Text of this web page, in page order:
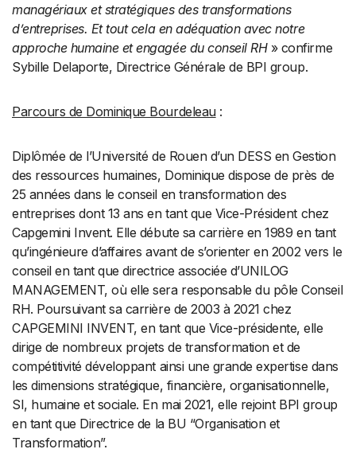
managériaux et stratégiques des transformations
d’entreprises. Et tout cela en adéquation avec notre
approche humaine et engagée du conseil RH » confirme
Sybille Delaporte, Directrice Générale de BPI group.
Parcours de Dominique Bourdeleau:
Diplômée de l’Université de Rouen d’un DESS en Gestion
des ressources humaines, Dominique dispose de près de
25 années dans le conseil en transformation des
entreprises dont 13 ans en tant que Vice-Président chez
Capgemini Invent. Elle débute sa carrière en 1989 en tant
qu’ingénieure d’affaires avant de s’orienter en 2002 vers le
conseil en tant que directrice associée d’UNILOG
MANAGEMENT, où elle sera responsable du pôle Conseil
RH. Poursuivant sa carrière de 2003 à 2021 chez
CAPGEMINI INVENT, en tant que Vice-présidente, elle
dirige de nombreux projets de transformation et de
compétitivité développant ainsi une grande expertise dans
les dimensions stratégique, financière, organisationnelle,
SI, humaine et sociale. En mai 2021, elle rejoint BPI group
en tant que Directrice de la BU “Organisation et
Transformation”.